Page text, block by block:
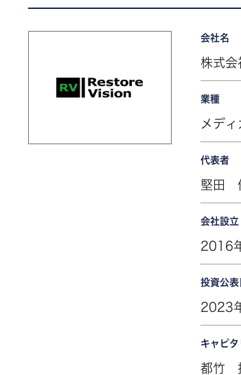
会社名
株式会
業種
メデ
代表者
堅田
会社設立
2016
投資公表
2023
キャピタ
都竹